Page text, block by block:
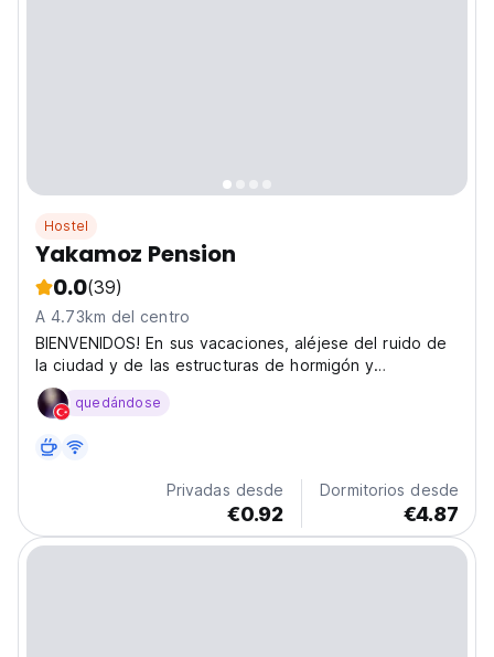
Hostel
Yakamoz Pension
0.0(39)
A 4.73km del centro
BIENVENIDOS! En sus vacaciones, aléjese del ruido de
la ciudad y de las estructuras de hormigón y
entréguese a la naturaleza, a las casas de árboles de
Olympos. Los bungalows de dos y tres personas tienen
quedándose
Privadas desde
€0.92
Dormitorios desde
€4.87